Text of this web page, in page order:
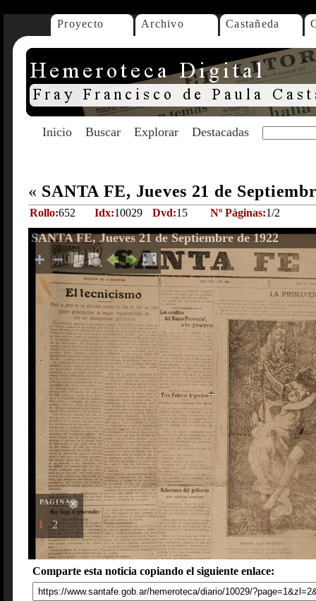
Proyecto Archivo Castañeda
Inicio Buscar Explorar Destacadas
« SANTA FE, Jueves 21 de
Rollo:652 Idx:10029 Dvd:15 Nº Páginas:1/2
SANTA FE, Jueves 21 de Septiembre de 1922
PAGINAS
1 2
Comparte esta noticia copiando el siguiente enlace: